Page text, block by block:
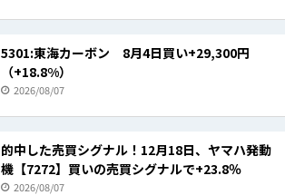
5301:東海カーボン 8月4日買い+29,300円
（+18.8%）
2026/08/07
的中した売買シグナル！12月18日、ヤマハ発動
機【7272】買いの売買シグナルで+23.8％
2026/08/07